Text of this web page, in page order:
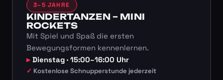
3–5 JAHRE
KINDERTANZEN – MINI
ROCKETS
Mit Spiel und Spaß die ersten
Bewegungsformen kennenlernen.
Dienstag · 15:00–16:00 Uhr
Kostenlose Schnupperstunde jederzeit